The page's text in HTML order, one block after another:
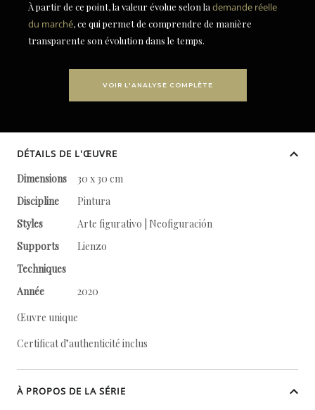
À partir de ce point, la valeur évolue selon la demande réelle
du marché, ce qui permet de comprendre de manière
transparente son évolution dans le temps.
VOIR L'ANALYSE COMPLÈTE
DÉTAILS DE L'ŒUVRE
Dimensions
30 x 30 cm
Discipline
Pintura
Styles
Arte figurativo | Neofiguración
Supports
Lienzo
Techniques
Année
2020
Œuvre unique
Certificat d’authenticité inclus
À PROPOS DE LA SÉRIE